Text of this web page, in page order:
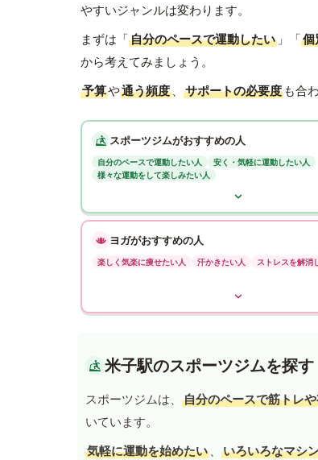
やすいジャンルは変わります。
まずは「自分のペースで運動したい 」「個
から考えてみましょう。
予算や通う頻度 、 サポートの必要度 も合
スポーツジムがおすすめの人
自分のペースで運動したい人
安く・気軽に運動したい人
様々な運動をして楽しみたい人
ヨガがおすすめの人
楽しく気楽に痩せたい人 汗かきたい人 ストレスを解消
米子駅のスポーツジムを探す
スポーツジムは、 自分のペースで筋トレ
いています。
気軽に運動を始めたい 、 いろいろなマシ